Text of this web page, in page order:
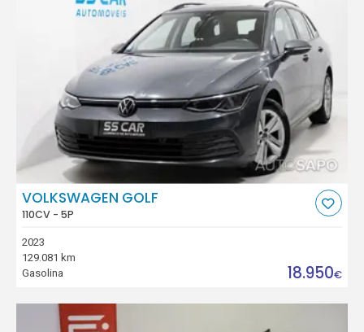
VOLKSWAGEN GOLF
110CV - 5P
2023
129.081 km
Gasolina
18.950€